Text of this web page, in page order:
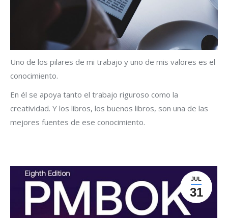
Uno de los pilares de mi trabajo y uno de mis valores es el
conocimiento.
En él se apoya tanto el trabajo riguroso como la
creatividad. Y los libros, los buenos libros, son una de las
mejores fuentes de ese conocimiento.
JUL
31